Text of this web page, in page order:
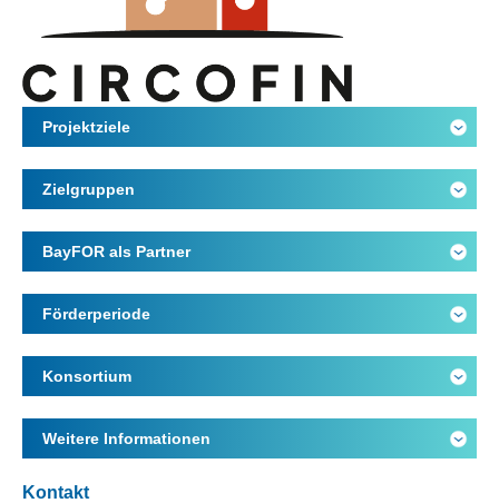
Projektziele
Zielgruppen
BayFOR als Partner
Förderperiode
Konsortium
Weitere Informationen
Kontakt